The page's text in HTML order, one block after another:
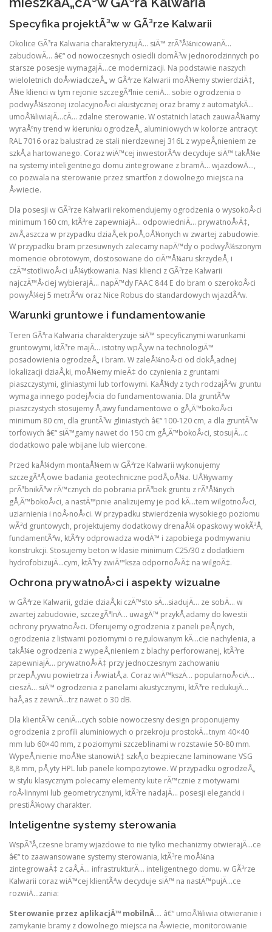
Specyfika projektÃ³w w GÃ³rze Kalwarii
Okolice GÃ³ra Kalwaria charakteryzujÄ… siÄ™ zrÃ³Å¼nicowanÄ…
zabudowÄ… â€“ od nowoczesnych osiedli domÃ³w jednorodzinnych po
starsze posesje wymagajÄ…ce modernizacji. Na podstawie naszych
wieloletnich doÅ›wiadczeÅ„ w GÃ³rze Kalwarii moÅ¼emy stwierdziÄ‡,
Å¼e klienci w tym rejonie szczegÃ³lnie ceniÄ… sobie ogrodzenia o
podwyÅ¼szonej izolacyjnoÅ›ci akustycznej oraz bramy z automatykÄ…
umoÅ¼liwiajÄ…cÄ… zdalne sterowanie. W ostatnich latach zauwaÅ¼amy
wyraÅºny trend w kierunku ogrodzeÅ„ aluminiowych w kolorze antracyt
RAL 7016 oraz balustrad ze stali nierdzewnej 316L z wypeÅ‚nieniem ze
szkÅ‚a hartowanego. Coraz wiÄ™cej inwestorÃ³w decyduje siÄ™ takÅ¼e
na systemy inteligentnego domu zintegrowane z bramÄ… wjazdowÄ…,
co pozwala na sterowanie przez smartfon z dowolnego miejsca na
Å›wiecie.
Dla posesji w GÃ³rze Kalwarii rekomendujemy ogrodzenia o wysokoÅ›ci
minimum 160 cm, ktÃ³re zapewniajÄ… odpowiedniÄ… prywatnoÅ›Ä‡,
zwÅ‚aszcza w przypadku dziaÅ‚ek poÅ‚oÅ¼onych w zwartej zabudowie.
W przypadku bram przesuwnych zalecamy napÄ™dy o podwyÅ¼szonym
momencie obrotowym, dostosowane do ciÄ™Å¼aru skrzydeÅ‚ i
czÄ™stotliwoÅ›ci uÅ¼ytkowania. Nasi klienci z GÃ³rze Kalwarii
najczÄ™Å›ciej wybierajÄ… napÄ™dy FAAC 844 E do bram o szerokoÅ›ci
powyÅ¼ej 5 metrÃ³w oraz Nice Robus do standardowych wjazdÃ³w.
Warunki gruntowe i fundamentowanie
Teren GÃ³ra Kalwaria charakteryzuje siÄ™ specyficznymi warunkami
gruntowymi, ktÃ³re majÄ… istotny wpÅ‚yw na technologiÄ™
posadowienia ogrodzeÅ„ i bram. W zaleÅ¼noÅ›ci od dokÅ‚adnej
lokalizacji dziaÅ‚ki, moÅ¼emy mieÄ‡ do czynienia z gruntami
piaszczystymi, gliniastymi lub torfowymi. KaÅ¼dy z tych rodzajÃ³w gruntu
wymaga innego podejÅ›cia do fundamentowania. Dla gruntÃ³w
piaszczystych stosujemy Å‚awy fundamentowe o gÅ‚Ä™bokoÅ›ci
minimum 80 cm, dla gruntÃ³w gliniastych â€“ 100-120 cm, a dla gruntÃ³w
torfowych â€“ siÄ™gamy nawet do 150 cm gÅ‚Ä™bokoÅ›ci, stosujÄ…c
dodatkowo pale wbijane lub wiercone.
Przed kaÅ¼dym montaÅ¼em w GÃ³rze Kalwarii wykonujemy
szczegÃ³Å‚owe badania geotechniczne podÅ‚oÅ¼a. UÅ¼ywamy
prÃ³bnikÃ³w rÄ™cznych do pobrania prÃ³bek gruntu z rÃ³Å¼nych
gÅ‚Ä™bokoÅ›ci, a nastÄ™pnie analizujemy je pod kÄ…tem wilgotnoÅ›ci,
uziarnienia i noÅ›noÅ›ci. W przypadku stwierdzenia wysokiego poziomu
wÃ³d gruntowych, projektujemy dodatkowy drenaÅ¼ opaskowy wokÃ³Å‚
fundamentÃ³w, ktÃ³ry odprowadza wodÄ™ i zapobiega podmywaniu
konstrukcji. Stosujemy beton w klasie minimum C25/30 z dodatkiem
hydrofobizujÄ…cym, ktÃ³ry zwiÄ™ksza odpornoÅ›Ä‡ na wilgoÄ‡.
Ochrona prywatnoÅ›ci i aspekty wizualne
w GÃ³rze Kalwarii, gdzie dziaÅ‚ki czÄ™sto sÄ…siadujÄ… ze sobÄ… w
zwartej zabudowie, szczegÃ³lnÄ… uwagÄ™ przykÅ‚adamy do kwestii
ochrony prywatnoÅ›ci. Oferujemy ogrodzenia z paneli peÅ‚nych,
ogrodzenia z listwami poziomymi o regulowanym kÄ…cie nachylenia, a
takÅ¼e ogrodzenia z wypeÅ‚nieniem z blachy perforowanej, ktÃ³re
zapewniajÄ… prywatnoÅ›Ä‡ przy jednoczesnym zachowaniu
przepÅ‚ywu powietrza i Å›wiatÅ‚a. Coraz wiÄ™kszÄ… popularnoÅ›ciÄ…
cieszÄ… siÄ™ ogrodzenia z panelami akustycznymi, ktÃ³re redukujÄ…
haÅ‚as z zewnÄ…trz nawet o 30 dB.
Dla klientÃ³w ceniÄ…cych sobie nowoczesny design proponujemy
ogrodzenia z profili aluminiowych o przekroju prostokÄ…tnym 40×40
mm lub 60×40 mm, z poziomymi szczeblinami w rozstawie 50-80 mm.
WypeÅ‚nienie moÅ¼e stanowiÄ‡ szkÅ‚o bezpieczne laminowane VSG
8,8 mm, pÅ‚yty HPL lub panele kompozytowe. W przypadku ogrodzeÅ„
w stylu klasycznym polecamy elementy kute rÄ™cznie z motywami
roÅ›linnymi lub geometrycznymi, ktÃ³re nadajÄ… posesji elegancki i
prestiÅ¼owy charakter.
Inteligentne systemy sterowania
WspÃ³Å‚czesne bramy wjazdowe to nie tylko mechanizmy otwierajÄ…ce
â€“ to zaawansowane systemy sterowania, ktÃ³re moÅ¼na
zintegrowaÄ‡ z caÅ‚Ä… infrastrukturÄ… inteligentnego domu. w GÃ³rze
Kalwarii coraz wiÄ™cej klientÃ³w decyduje siÄ™ na nastÄ™pujÄ…ce
rozwiÄ…zania:
Sterowanie przez aplikacjÄ™ mobilnÄ… â€“ umoÅ¼liwia otwieranie i
zamykanie bramy z dowolnego miejsca na Å›wiecie, monitorowanie